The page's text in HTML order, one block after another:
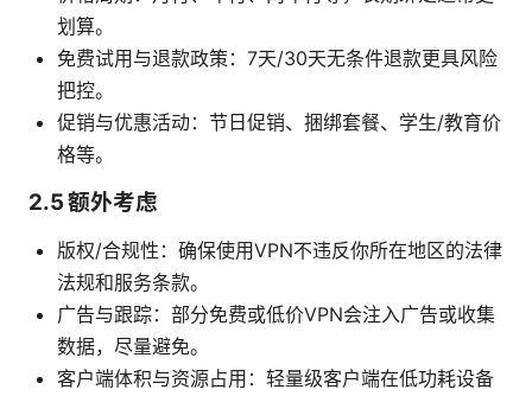
划算。
免费试用与退款政策：7天/30天无条件退款更具风险
把控。
促销与优惠活动：节日促销、捆绑套餐、学生/教育价
格等。
2.5 额外考虑
版权/合规性：确保使用VPN不违反你所在地区的法律
法规和服务条款。
广告与跟踪：部分免费或低价VPN会注入广告或收集
数据，尽量避免。
客户端体积与资源占用：轻量级客户端在低功耗设备